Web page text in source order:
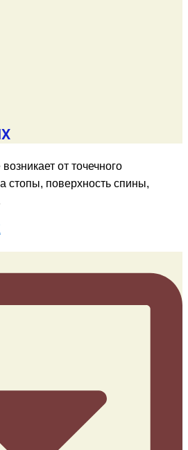
от точечного
стопы, поверхность спины,